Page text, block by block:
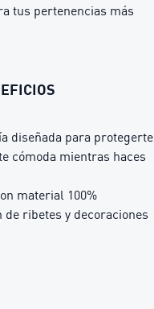
tus pertenencias más
diseñada para protegerte
cómoda mientras haces
material 100%
de ribetes y decoraciones